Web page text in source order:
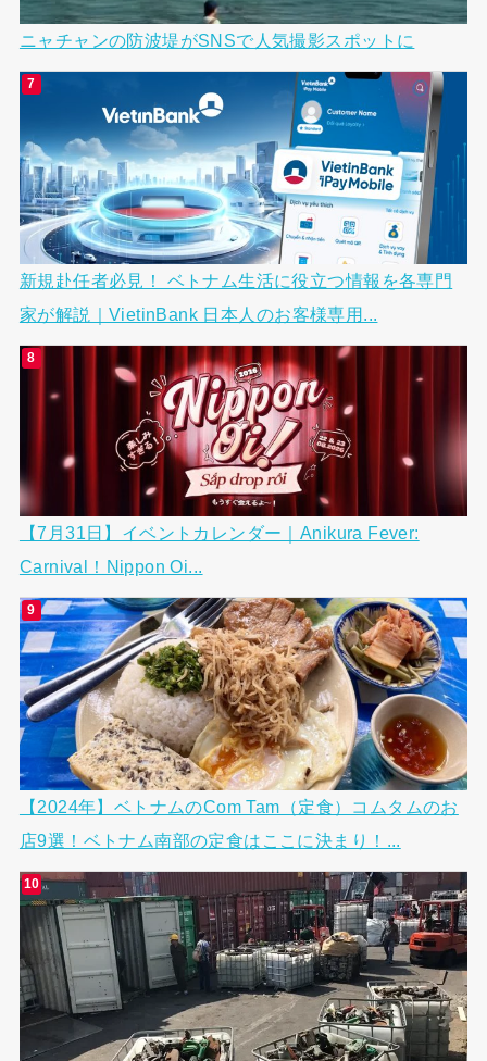
ニャチャンの防波堤がSNSで人気撮影スポットに
新規赴任者必見！ ベトナム生活に役立つ情報を各専門
家が解説｜VietinBank 日本人のお客様専用...
【7月31日】イベントカレンダー｜Anikura Fever:
Carnival！Nippon Oi...
【2024年】ベトナムのCom Tam（定食）コムタムのお
店9選！ベトナム南部の定食はここに決まり！...